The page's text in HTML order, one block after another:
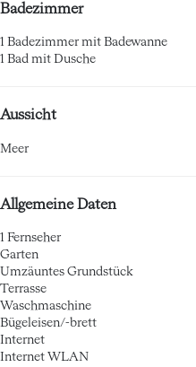
Badezimmer
1 Badezimmer mit Badewanne
1 Bad mit Dusche
Aussicht
Meer
Allgemeine Daten
1 Fernseher
Garten
Umzäuntes Grundstück
Terrasse
Waschmaschine
Bügeleisen/-brett
Internet
Internet WLAN